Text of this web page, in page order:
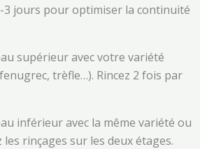
3 jours pour optimiser la continuité
supérieur avec votre variété
trèfle…). Rincez 2 fois par
inférieur avec la même variété ou
rinçages sur les deux étages.